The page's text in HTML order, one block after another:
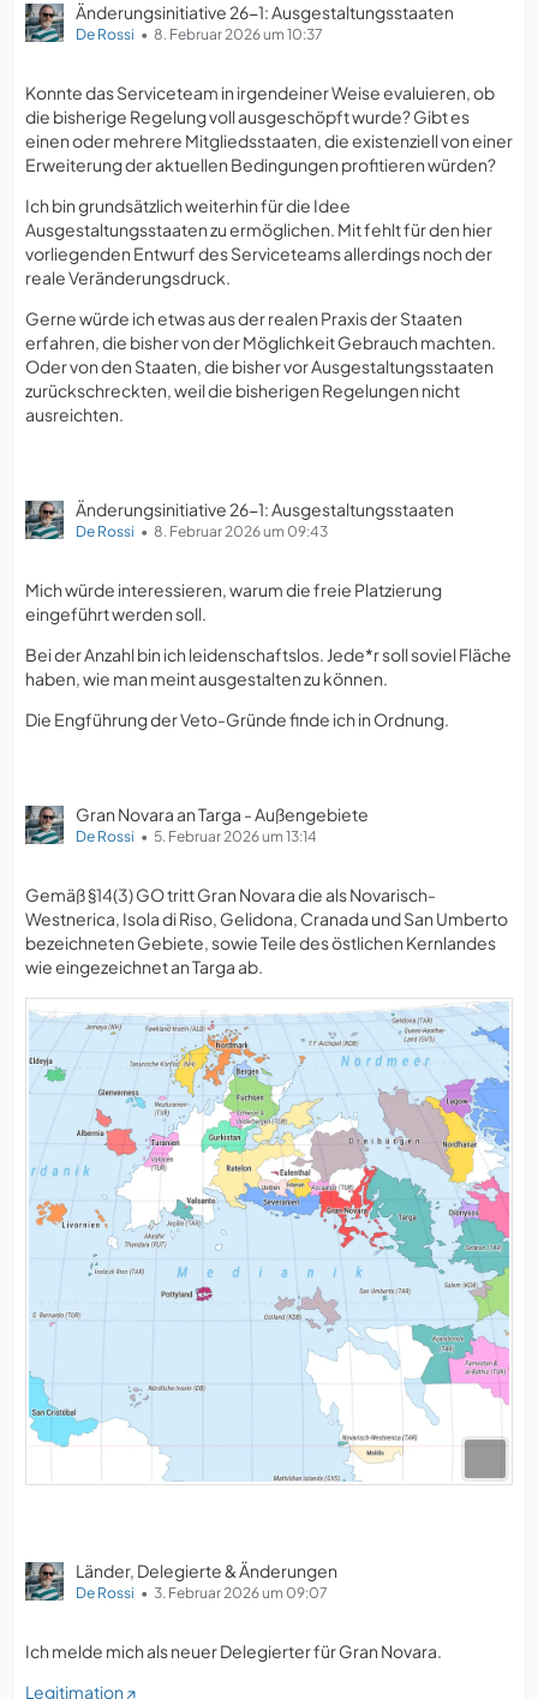
Änderungsinitiative 26-1: Ausgestaltungsstaaten
De Rossi 8. Februar 2026 um 10:37
Konnte das Serviceteam in irgendeiner Weise evaluieren, ob
die bisherige Regelung voll ausgeschöpft wurde? Gibt es
einen oder mehrere Mitgliedsstaaten, die existenziell von einer
Erweiterung der aktuellen Bedingungen profitieren würden?
Ich bin grundsätzlich weiterhin für die Idee
Ausgestaltungsstaaten zu ermöglichen. Mit fehlt für den hier
vorliegenden Entwurf des Serviceteams allerdings noch der
reale Veränderungsdruck.
Gerne würde ich etwas aus der realen Praxis der Staaten
erfahren, die bisher von der Möglichkeit Gebrauch machten.
Oder von den Staaten, die bisher vor Ausgestaltungsstaaten
zurückschreckten, weil die bisherigen Regelungen nicht
ausreichten.
Änderungsinitiative 26-1: Ausgestaltungsstaaten
De Rossi 8. Februar 2026 um 09:43
Mich würde interessieren, warum die freie Platzierung
eingeführt werden soll.
Bei der Anzahl bin ich leidenschaftslos. Jede*r soll soviel Fläche
haben, wie man meint ausgestalten zu können.
Die Engführung der Veto-Gründe finde ich in Ordnung.
Gran Novara an Targa - Außengebiete
De Rossi 5. Februar 2026 um 13:14
Gemäß §14(3) GO tritt Gran Novara die als Novarisch-
Westnerica, Isola di Riso, Gelidona, Cranada und San Umberto
bezeichneten Gebiete, sowie Teile des östlichen Kernlandes
wie eingezeichnet an Targa ab.
Länder, Delegierte & Änderungen
De Rossi 3. Februar 2026 um 09:07
Ich melde mich als neuer Delegierter für Gran Novara.
Legitimation